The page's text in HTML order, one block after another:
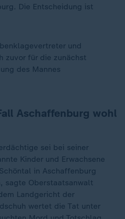
Die Entscheidung ist
und
zuvor für die zunächst
des Mannes
Aschaffenburg wohl
sei bei seiner
Kinder und Erwachsene
in Aschaffenburg
sagte Oberstaatsanwalt
Landgericht der
wertet die Tat unter